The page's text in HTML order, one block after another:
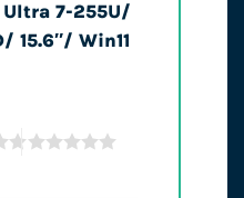
Ultra 7-255U/
15.6″/ Win11